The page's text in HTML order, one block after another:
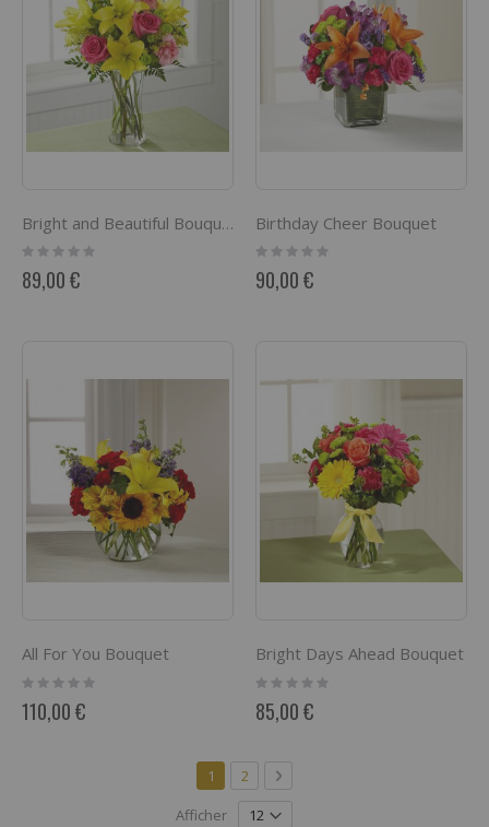
Bright and Beautiful Bouquet
Rating:
89,00 €
Birthday Cheer Bouquet
Rating:
90,00 €
All For You Bouquet
Rating:
0%
110,00 €
Bright Days Ahead Bouquet
Rating:
0%
85,00 €
PageVous lisez actuellement la page
1 Page
2 Page
Suivant
Afficher